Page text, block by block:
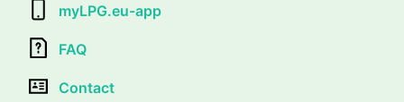
myLPG.eu-app
FAQ
Contact